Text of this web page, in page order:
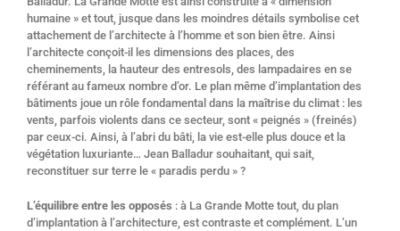
humaine » et tout, jusque dans les moindres détails symbolise cet
attachement de l’architecte à l’homme et son bien être. Ainsi
l’architecte conçoit-il les dimensions des places, des
cheminements, la hauteur des entresols, des lampadaires en se
référant au fameux nombre d’or. Le plan même d’implantation des
bâtiments joue un rôle fondamental dans la maîtrise du climat : les
vents, parfois violents dans ce secteur, sont « peignés » (freinés)
par ceux-ci. Ainsi, à l’abri du bâti, la vie est-elle plus douce et la
végétation luxuriante… Jean Balladur souhaitant, qui sait,
reconstituer sur terre le « paradis perdu » ?
L’équilibre entre les opposés : à La Grande Motte tout, du plan
d’implantation à l’architecture, est contraste et complément. L’un